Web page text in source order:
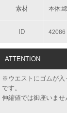
素材 本体:
ID 42086
ATTENTION
※ウエストにゴムが入
です。
伸縮値では御座いませ